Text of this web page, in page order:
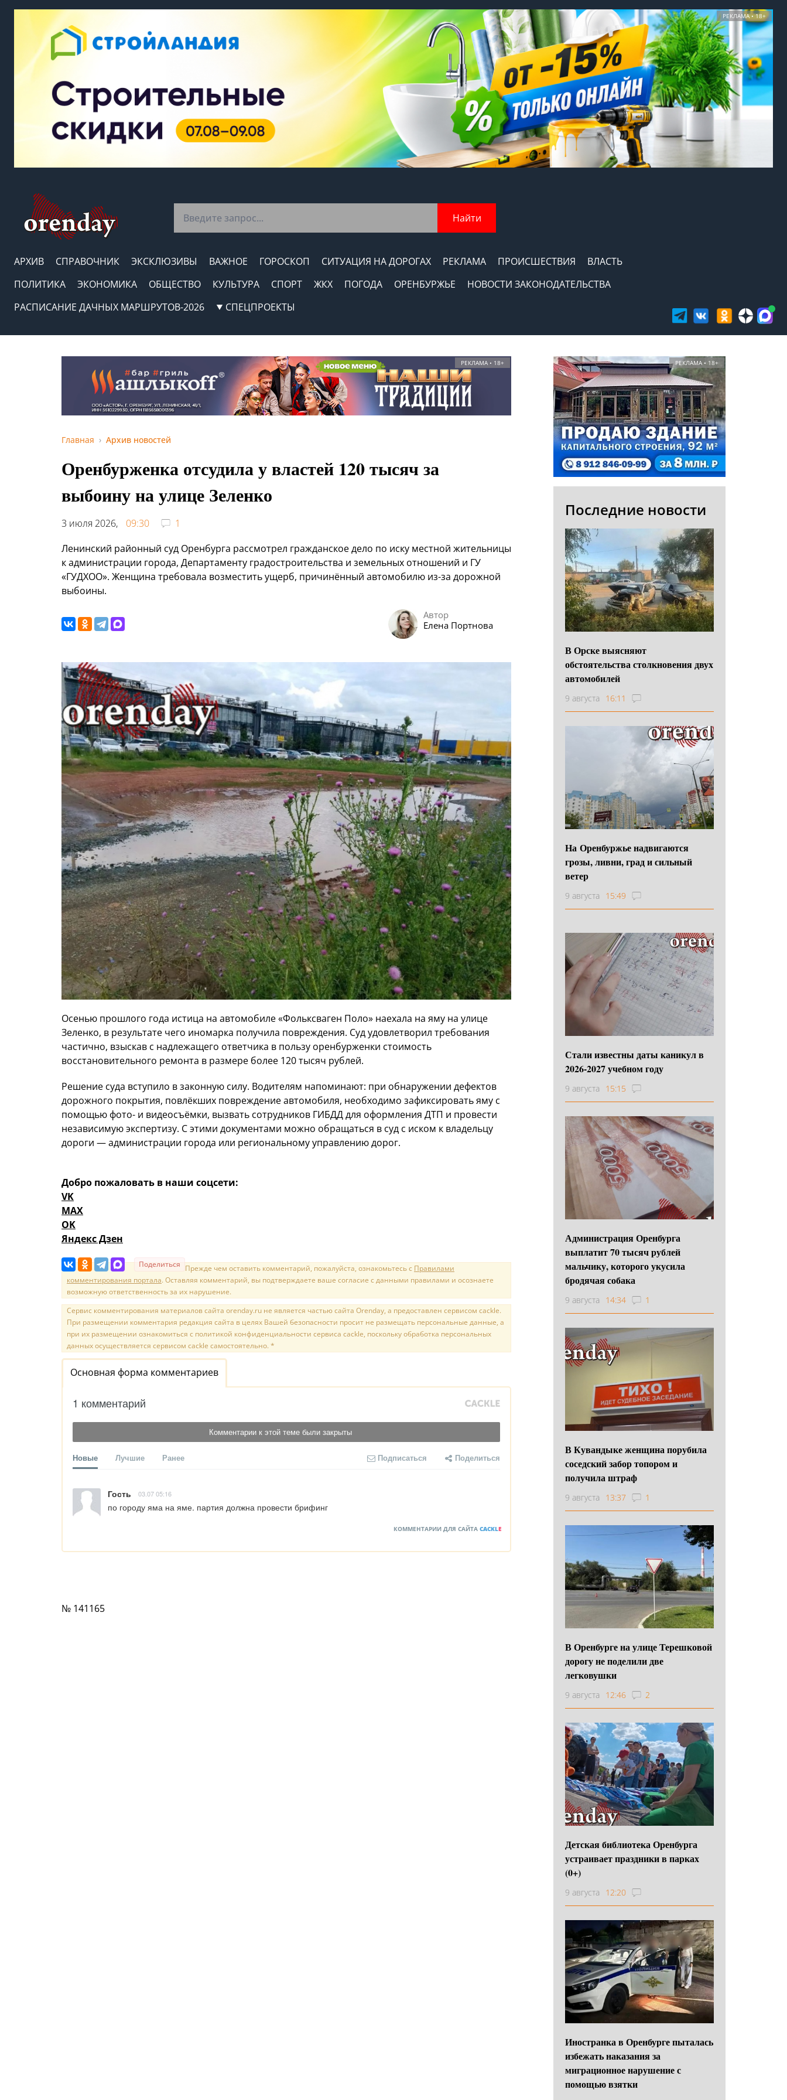
РЕКЛАМА • 18+
Найти
АРХИВ СПРАВОЧНИК ЭКСКЛЮЗИВЫ ВАЖНОЕ ГОРОСКОП СИТУАЦИЯ НА ДОРОГАХ РЕКЛАМА ПРОИСШЕСТВИЯ
ВЛАСТЬ
ПОЛИТИКА
ЭКОНОМИКА ОБЩЕСТВО КУЛЬТУРА СПОРТ ЖКХ ПОГОДА ОРЕНБУРЖЬЕ
НОВОСТИ ЗАКОНОДАТЕЛЬСТВА
РАСПИСАНИЕ ДАЧНЫХ МАРШРУТОВ-2026
СПЕЦПРОЕКТЫ
РЕКЛАМА • 18+
Главная Архив новостей
Оренбурженка отсудила у властей 120 тысяч за
выбоину на улице Зеленко
3 июля 2026, 09:30
1
Ленинский районный суд Оренбурга рассмотрел гражданское дело по иску местной жительницы
к администрации города, Департаменту градостроительства и земельных отношений и ГУ
«ГУДХОО». Женщина требовала возместить ущерб, причинённый автомобилю из-за дорожной
выбоины.
Автор
Елена Портнова
Осенью прошлого года истица на автомобиле «Фольксваген Поло» наехала на яму на улице
Зеленко, в результате чего иномарка получила повреждения. Суд удовлетворил требования
частично, взыскав с надлежащего ответчика в пользу оренбурженки стоимость
восстановительного ремонта в размере более 120 тысяч рублей.
Решение суда вступило в законную силу. Водителям напоминают: при обнаружении дефектов
дорожного покрытия, повлёкших повреждение автомобиля, необходимо зафиксировать яму с
помощью фото- и видеосъёмки, вызвать сотрудников ГИБДД для оформления ДТП и провести
независимую экспертизу. С этими документами можно обращаться в суд с иском к владельцу
дороги — администрации города или региональному управлению дорог.
Добро пожаловать в наши соцсети:
VK
MAX
OK
Яндекс Дзен
Поделиться Прежде чем оставить комментарий, пожалуйста, ознакомьтесь с Правилами
комментирования портала. Оставляя комментарий, вы подтверждаете ваше согласие с данными правилами и осознаете
возможную ответственность за их нарушение.
Сервис комментирования материалов сайта orenday.ru не является частью сайта Orenday, а предоставлен сервисом cackle.
При размещении комментария редакция сайта в целях Вашей безопасности просит не размещать персональные данные, а
при их размещении ознакомиться с политикой конфиденциальности сервиса cackle, поскольку обработка персональных
данных осуществляется сервисом cackle самостоятельно. *
Основная форма комментариев
1 комментарий
Комментарии к этой теме были закрыты
Новые Лучшие Ранее Подписаться Поделиться
Гость 03.07 05:16
по городу яма на яме. партия должна провести брифинг
КОММЕНТАРИИ ДЛЯ САЙТА CACKLE
№ 141165
РЕКЛАМА • 18+
Последние новости
В Орске выясняют
обстоятельства столкновения двух
автомобилей
9 августа 16:11
На Оренбуржье надвигаются
грозы, ливни, град и сильный
ветер
9 августа 15:49
Стали известны даты каникул в
2026-2027 учебном году
9 августа 15:15
Администрация Оренбурга
выплатит 70 тысяч рублей
мальчику, которого укусила
бродячая собака
9 августа 14:34 1
В Кувандыке женщина порубила
соседский забор топором и
получила штраф
9 августа 13:37 1
В Оренбурге на улице Терешковой
дорогу не поделили две
легковушки
9 августа 12:46 2
Детская библиотека Оренбурга
устраивает праздники в парках
(0+)
9 августа 12:20
Иностранка в Оренбурге пыталась
избежать наказания за
миграционное нарушение с
помощью взятки